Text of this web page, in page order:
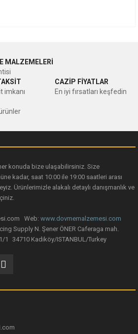
teşekkür ederiz.
bozuk veya görüntülenemiyor.
eksik bilgiler bulunuyor.
Gönder
MALZEMELERİ
imkanı
CAZİP FİYATLAR
En iyi fırsatları keşfedin
konuda bize ulaşabilirsiniz. Size
kadar, saat 10:00 ile 19:00 saatleri arası
Ürünlerimizle alakalı detaylı danışmanlık ve
Web: www.dovmemalzemesi.com
Supply N. Şener ÖNER Caferaga mah.
1 34710 Kadiköy/ISTANBUL/Turkey